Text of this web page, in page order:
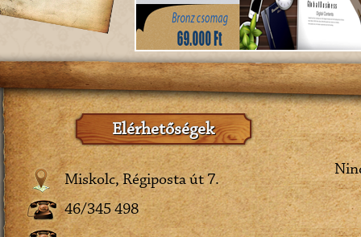
Elérhetőségek
Miskolc, Régiposta út 7.
46/345 498